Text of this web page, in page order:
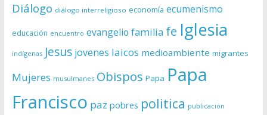
Diálogo diálogo interreligioso economía ecumenismo
educación encuentro evangelio familia fe Iglesia
indígenas Jesus jovenes laicos medioambiente migrantes
Mujeres musulmanes Obispos Papa Papa
Francisco paz pobres politica publicación